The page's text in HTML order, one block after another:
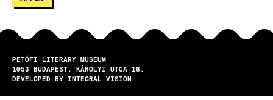
PETŐFI LITERARY MUSEUM
1053
BUDAPEST
KÁROLYI UTCA 16.
DEVELOPED BY INTEGRAL VISION